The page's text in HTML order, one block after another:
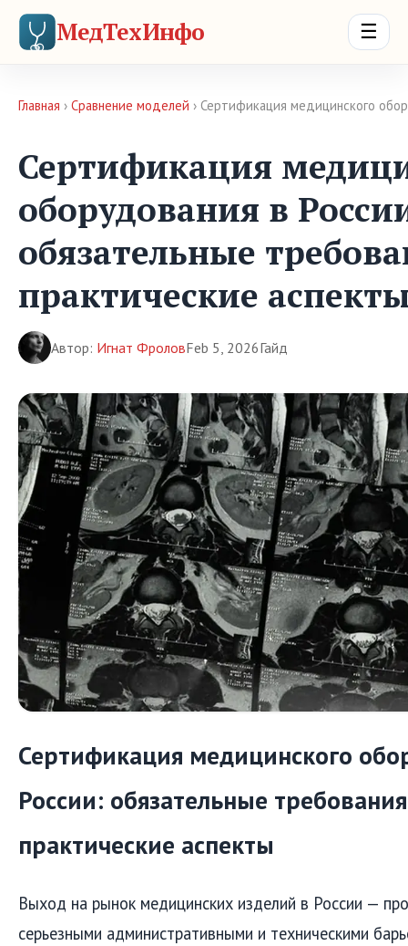
МедТехИнфо ☰
Главная › Сравнение моделей › Сертификация медицинского
Сертификация
оборудования в
обязательные
практические
Автор: Игнат ФроловFeb 5, 2026Гайд
Сертификация медицинского
России: обязательные
практические аспекты
Выход на рынок медицинских изделий в России —
серьезными административными и техническими